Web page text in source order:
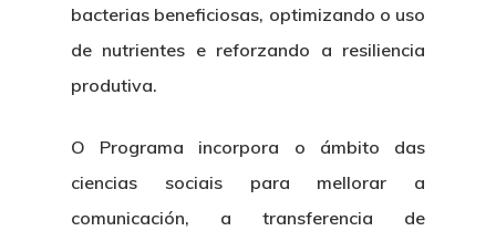
bacterias beneficiosas, optimizando o uso
de nutrientes e reforzando a resiliencia
produtiva.
O Programa incorpora o ámbito das
ciencias sociais para mellorar a
comunicación, a transferencia de